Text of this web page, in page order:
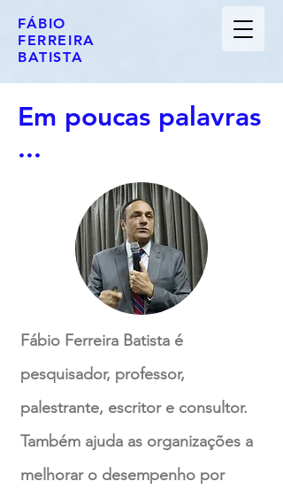
FÁBIO
FERREIRA
BATISTA
Em poucas palavras
...
Fábio Ferreira Batista é
pesquisador, professor,
palestrante, escritor e consultor.
Também ajuda as organizações a
melhorar o desempenho por